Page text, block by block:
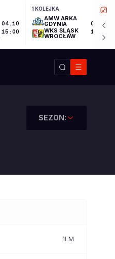
04.10
15:00
1 KOLEJKA
AMW ARKA
GDYNIA
WKS ŚLĄSK
WROCŁAW
04.10
17:30
SEZON:
1LM